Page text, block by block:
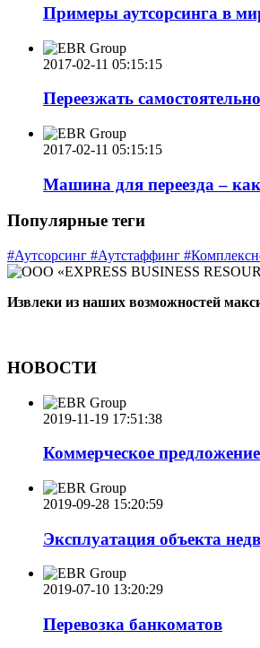
Примеры аутсорсинга в
2017-02-11 05:15:15
Переезжать
2017-02-11 05:15:15
Машина для переезда –
Популярные теги
#Аутсорсинг #Аутстаффинг
Извлеки из наших возможностей
НОВОСТИ
2019-11-19 17:51:38
Коммерческое
2019-09-28 15:20:59
Эксплуатация объекта
2019-07-10 13:20:29
Перевозка банкоматов